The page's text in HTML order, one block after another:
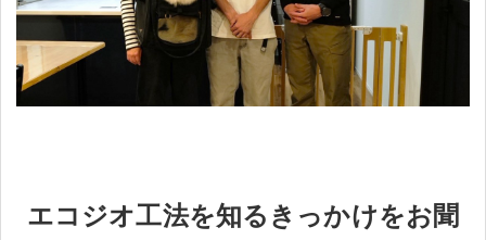
エコジオ工法を知るきっかけをお聞